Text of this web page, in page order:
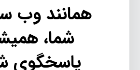
همانند وب
شما،
پاسخگوی